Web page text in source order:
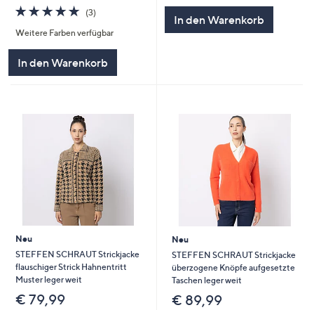
4.7
von
5
(3)3
Weitere Farben verfügbar
In den Warenkorb
In den Warenkorb
Neu
STEFFEN SCHRAUT Strickjacke
flauschiger Strick Hahnentritt
Muster leger weit
€ 79,99
Neu
STEFFEN SCHRAUT Strickjacke
überzogene Knöpfe aufgesetzte
Taschen leger weit
€ 89,99